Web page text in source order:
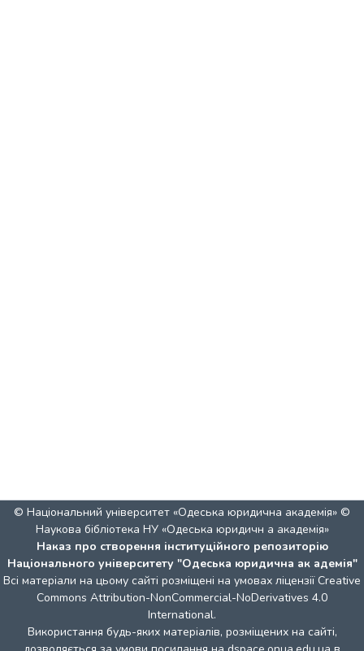
© Національний університет «Одеська юридична академія» ©
Наукова бібліотека НУ «Одеська юридичн а академія»
Наказ про створення інституційного репозиторію
Національного університету "Одеська юридична ак адемія"
Всі матеріали на цьому сайті розміщені на умовах ліцензії Creative
Commons Attribution-NonCommercial-NoDerivatives 4.0
International.
Використання будь-яких матеріалів, розміщених на сайті,